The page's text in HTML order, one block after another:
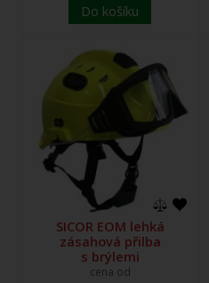
Do košíku
SICOR EOM lehká
zásahová přilba
s brýlemi
cena od